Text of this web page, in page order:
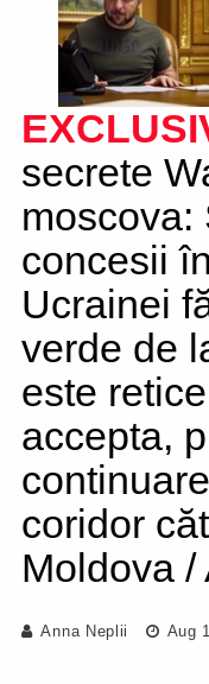
secrete
moscova:
concesii
Ucrainei
verde de
este
accepta,
coridor
Moldova /
Anna Neplii Aug